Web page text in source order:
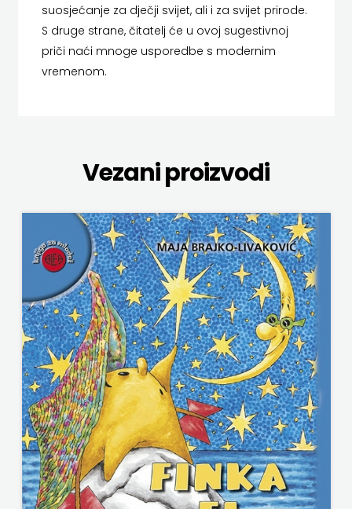
sveučilišna
naklada
NA
ENGLESKOM
JEZIKU
KNJIŽEVNA
ZAKLADA
FRA
GRGO
MARTIĆ
NAKLADA BENEDIKTA
NAKLADA MATE
NAKLADA NEPTUN
NAKLADA SLAP
NAKLADA ULIKS
NARODNA KNJIŽNICA HNŽ/K
NAŠA DJECA
NAŠA OGNJIŠTA
NOVOTEKS
ODEON
OMEGA LAN
Pearson
PLANET ZOE
suosjećanje za dječji svijet, ali i za svijet prirode.
S druge strane, čitatelj će u ovoj sugestivnoj
priči naći mnoge usporedbe s modernim
vremenom.
Vezani proizvodi